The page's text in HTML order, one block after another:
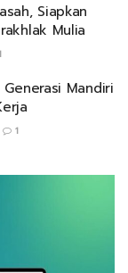
Siapkan
Mulia
Mandiri
1